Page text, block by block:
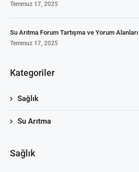
Temmuz 17, 2025
Su Arıtma Forum Tartışma ve Yorum Alanları
Temmuz 17, 2025
Kategoriler
Sağlık
Su Arıtma
Sağlık